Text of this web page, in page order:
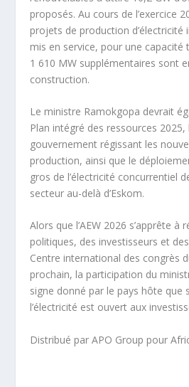
proposés. Au cours de l’exercice
projets de production d’électricité
mis en service, pour une
1 610 MW supplémentaires sont
construction.
Le ministre Ramokgopa devrait
Plan intégré des ressources
gouvernement régissant les
production, ainsi que le
gros de l’électricité concurrentiel
secteur au-delà d’Eskom.
Alors que l’AEW 2026 s’apprête à
politiques, des investisseurs et
Centre international des congrès
prochain, la participation du
signe donné par le pays hôte que
l’électricité est ouvert aux
Distribué par APO Group pour